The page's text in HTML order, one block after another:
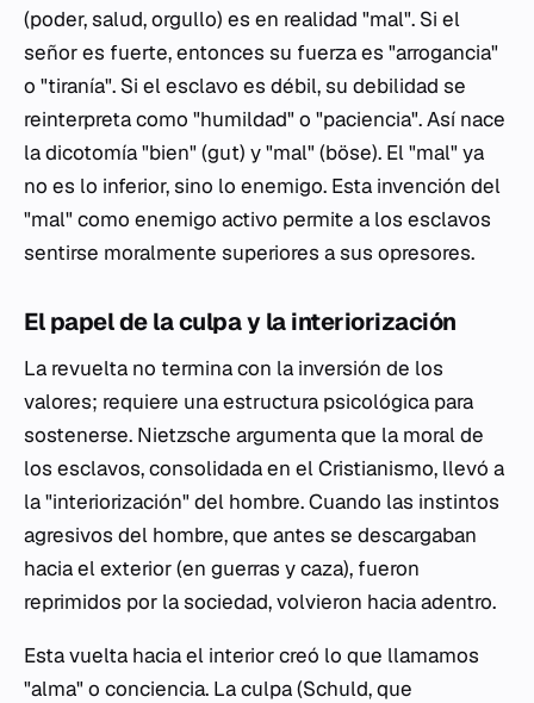
(poder, salud, orgullo) es en realidad "mal". Si el
señor es fuerte, entonces su fuerza es "arrogancia"
o "tiranía". Si el esclavo es débil, su debilidad se
reinterpreta como "humildad" o "paciencia". Así nace
la dicotomía "bien" (gut) y "mal" (böse). El "mal" ya
no es lo inferior, sino lo enemigo. Esta invención del
"mal" como enemigo activo permite a los esclavos
sentirse moralmente superiores a sus opresores.
El papel de la culpa y la interiorización
La revuelta no termina con la inversión de los
valores; requiere una estructura psicológica para
sostenerse. Nietzsche argumenta que la moral de
los esclavos, consolidada en el Cristianismo, llevó a
la "interiorización" del hombre. Cuando las instintos
agresivos del hombre, que antes se descargaban
hacia el exterior (en guerras y caza), fueron
reprimidos por la sociedad, volvieron hacia adentro.
Esta vuelta hacia el interior creó lo que llamamos
"alma" o conciencia. La culpa (Schuld, que